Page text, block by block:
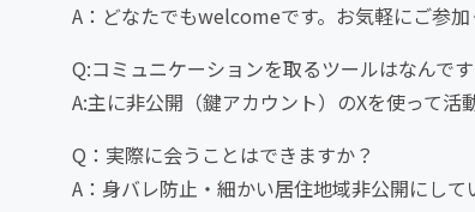
A：どなたでもwelcomeです。お気軽にご参加
Q:コミュニケーションを取るツールはなんで
A:主に非公開（鍵アカウント）のXを使って活
Q：実際に会うことはできますか？
A：身バレ防止・細かい居住地域非公開にして